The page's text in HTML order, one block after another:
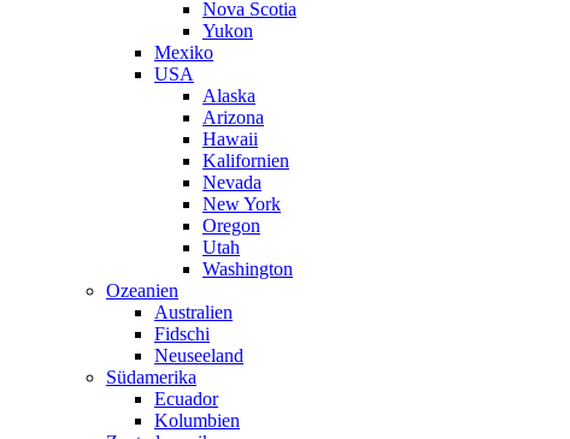
Nova Scotia
Yukon
Mexiko
USA
Alaska
Arizona
Hawaii
Kalifornien
Nevada
New York
Oregon
Utah
Washington
Ozeanien
Australien
Fidschi
Neuseeland
Südamerika
Ecuador
Kolumbien